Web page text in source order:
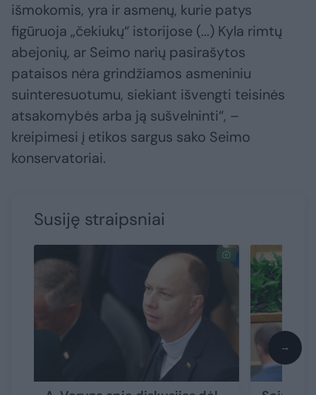
išmokomis, yra ir asmenų, kurie patys
figūruoja „čekiukų“ istorijose (...) Kyla rimtų
abejonių, ar Seimo narių pasirašytos
pataisos nėra grindžiamos asmeniniu
suinteresuotumu, siekiant išvengti teisinės
atsakomybės arba ją sušvelninti“, –
kreipimesi į etikos sargus sako Seimo
konservatoriai.
Susiję straipsniai
→